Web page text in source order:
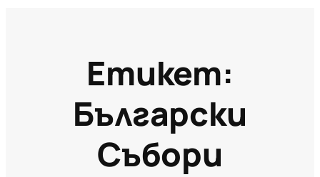
Етикет:
Български
Събори